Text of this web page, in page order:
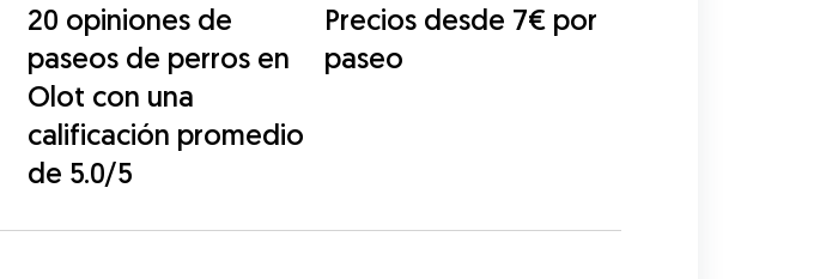
20 opiniones de
paseos de perros en
Olot con una
calificación promedio
de 5.0/5
Precios desde 7€ por
paseo